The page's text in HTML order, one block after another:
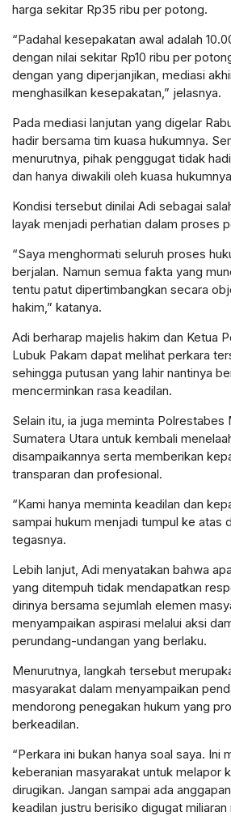
harga sekitar Rp35 ribu per potong.
“Padahal kesepakatan awal adalah
dengan nilai sekitar Rp10 ribu per
dengan yang diperjanjikan, mediasi
menghasilkan kesepakatan,” jelasnya.
Pada mediasi lanjutan yang digelar
hadir bersama tim kuasa hukumnya.
menurutnya, pihak penggugat tidak
dan hanya diwakili oleh kuasa
Kondisi tersebut dinilai Adi sebagai
layak menjadi perhatian dalam proses
“Saya menghormati seluruh proses
berjalan. Namun semua fakta yang
tentu patut dipertimbangkan secara
hakim,” katanya.
Adi berharap majelis hakim dan Ketua
Lubuk Pakam dapat melihat perkara
sehingga putusan yang lahir nantinya
mencerminkan rasa keadilan.
Selain itu, ia juga meminta Polrestabes
Sumatera Utara untuk kembali
disampaikannya serta memberikan
transparan dan profesional.
“Kami hanya meminta keadilan dan
sampai hukum menjadi tumpul ke atas
tegasnya.
Lebih lanjut, Adi menyatakan bahwa
yang ditempuh tidak mendapatkan
dirinya bersama sejumlah elemen
menyampaikan aspirasi melalui aksi
perundang-undangan yang berlaku.
Menurutnya, langkah tersebut
masyarakat dalam menyampaikan
mendorong penegakan hukum yang
berkeadilan.
“Perkara ini bukan hanya soal saya. Ini
keberanian masyarakat untuk melapor
dirugikan. Jangan sampai ada
keadilan justru berisiko digugat